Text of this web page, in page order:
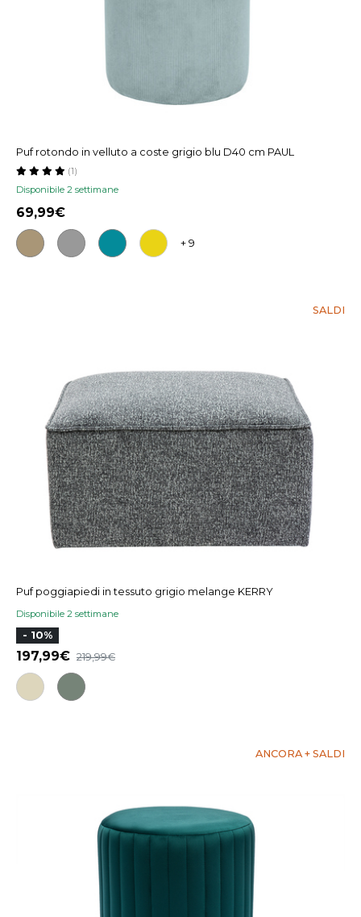
Puf rotondo in velluto a coste grigio blu D40 cm PAUL
Disponibile 2 settimane
(1)
69,99
+ 9
SALDI
Puf poggiapiedi in tessuto grigio melange KERRY
Disponibile 2 settimane
- 10%
197,99 219,99
ANCORA + SALDI